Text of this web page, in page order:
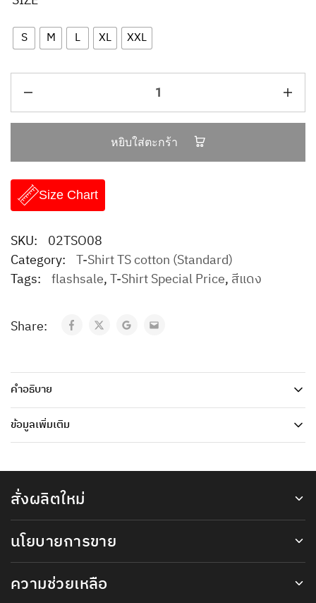
S M L XL XXL
หยิบใส่ตะกร้า
Size Chart
SKU: 02TSO08
Category: T-Shirt TS cotton (Standard)
Tags: flashsale,T-Shirt Special Price, สีแดง
Share:
คำอธิบาย
ข้อมูลเพิ่มเติม
สั่งผลิตใหม่
นโยบายการขาย
ความช่วยเหลือ